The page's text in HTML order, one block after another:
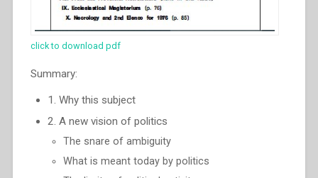
click to download pdf
Summary:
1. Why this subject
2. A new vision of politics
The snare of ambiguity
What is meant today by politics